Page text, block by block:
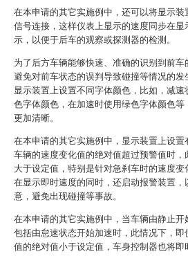
在本申请的其它实施例中，还可以将显示装
信号连接，这样仪表上显示的速度同步在显
示，以便于后车的观察或探测器的检测。
为了后方车辆能够快速、准确的识别到前车
避免对前车状态的误判导致碰撞等情况的发
显示装置上设置不同字体颜色，比如，减速
色字体颜色，在加速时使用绿色字体颜色等
更加清晰。
在本申请的其它实施例中，显示装置上设置
车辆的速度变化值的绝对值超过预警值时，
大于设定值，特别是针对急刹车时的速度变
在显示即时速度的同时，还启动报警装置，
意，避免出现碰撞等事故。
在本申请的其它实施例中，当车辆由静止开
包括由怠速状态开始加速时，此情况下，即
值的绝对值小于设定值，车身控制器也将即